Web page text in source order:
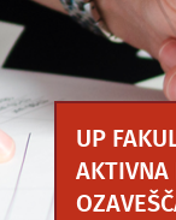
UP
AKTIVNA